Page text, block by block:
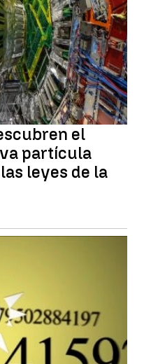
el
partícula
leyes de la